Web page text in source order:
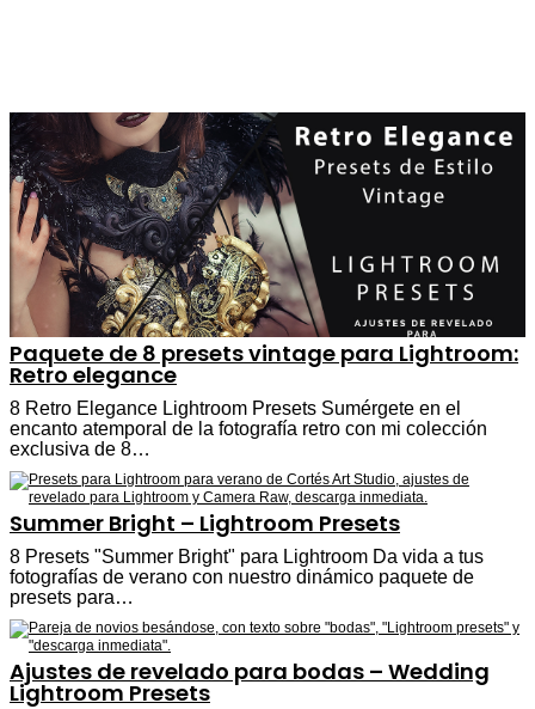
Paquete de 8 presets vintage para Lightroom:
Retro elegance
8 Retro Elegance Lightroom Presets Sumérgete en el
encanto atemporal de la fotografía retro con mi colección
exclusiva de 8…
Summer Bright – Lightroom Presets
8 Presets "Summer Bright" para Lightroom Da vida a tus
fotografías de verano con nuestro dinámico paquete de
presets para…
Ajustes de revelado para bodas – Wedding
Lightroom Presets